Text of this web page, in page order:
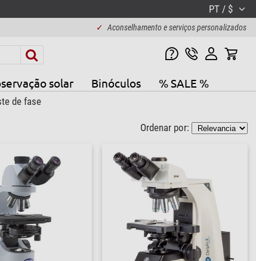
PT / $
✓ Aconselhamento e serviços personalizados
solar Binóculos % SALE %
de fase
Ordenar por: